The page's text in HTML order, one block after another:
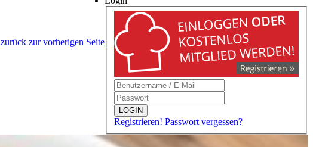
LOGIN
Registrieren! Passwort vergessen?
zurück zur vorherigen Seite